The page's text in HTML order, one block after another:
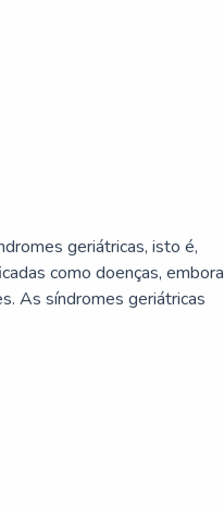
geriátricas, isto é,
como doenças, embora
As síndromes geriátricas